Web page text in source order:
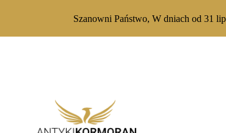
Szanowni Państwo, W dniach od 31